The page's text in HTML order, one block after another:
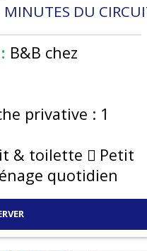
MINUTES DU
B&B chez
privative : 1
& toilette
Petit
quotidien